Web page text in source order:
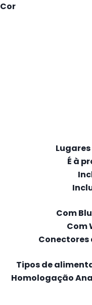
Cor
É à
Com
Com
Tipos de
Homologação